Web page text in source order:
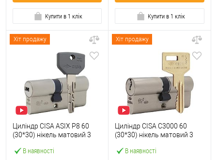
Купити в 1 клік Купити в 1 клік
Хіт продажу
В наявності
Циліндр CISA ASIX P8 60
(30*30) нікель матовий 3
Хіт продажу
В наявності
Циліндр CISA C3000 60
(30*30) нікель матовий 3